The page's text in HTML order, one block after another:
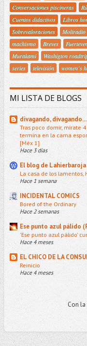
Conversaciones piscineras
Cuentos didactivos
Libros
Sobrevaloraciones
Moliradio
machismo
Breves
Murakami
Washigton
series
televisión women´s
MI LISTA DE BLOGS
divagando, divagando...
Tras poco domir, mírate
termina en la cama
[Méx 1]
Hace 3 días
El blog de Lahierbaroja
La casa de los lamentos,
Hace 1 semana
INCIDENTAL COMICS
Bored of the Ordinary
Hace 2 semanas
Ese punto azul pálido
'Ese punto azul pálido'
Hace 4 meses
EL CHICO DE LA
Reinicio
Hace 4 meses
Con